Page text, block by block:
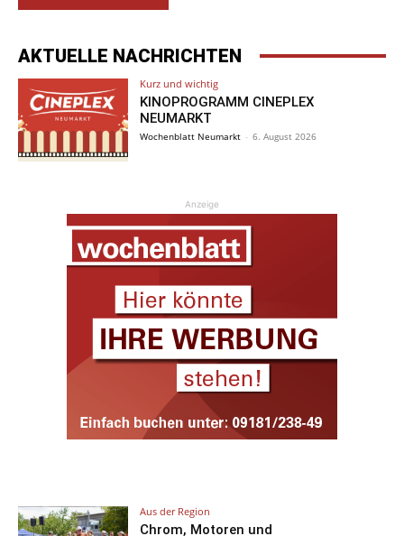
AKTUELLE NACHRICHTEN
Kurz und wichtig
KINOPROGRAMM CINEPLEX
NEUMARKT
Wochenblatt Neumarkt - 6. August 2026
Anzeige
Aus der Region
Chrom, Motoren und